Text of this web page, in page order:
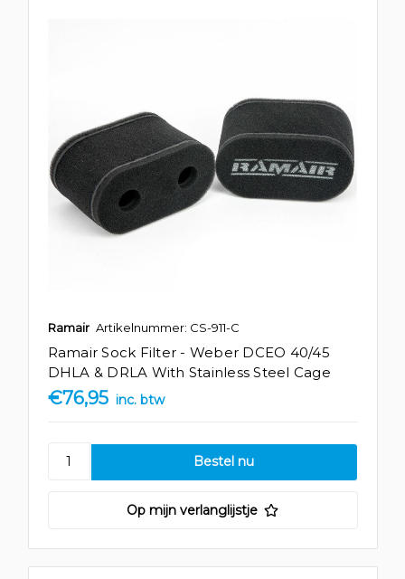
Ramair Artikelnummer: CS-911-C
Ramair Sock Filter - Weber DCEO 40/45
DHLA & DRLA With Stainless Steel Cage
€76,95 inc. btw
Op mijn verlanglijstje